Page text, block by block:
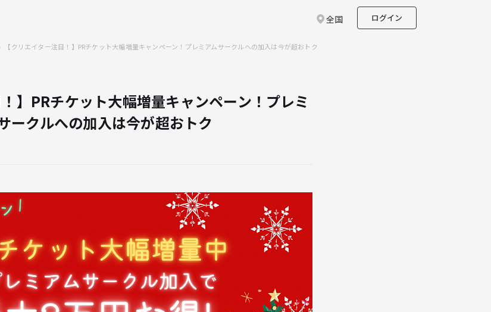
全国 ログイン
【クリエイター注目！】PRチケット大幅増量キャンペーン！プレミアムサークルへの加入は今が超おトク
！】PRチケット大幅増量キャンペーン！プレミ
ークルへの加入は今が超おトク